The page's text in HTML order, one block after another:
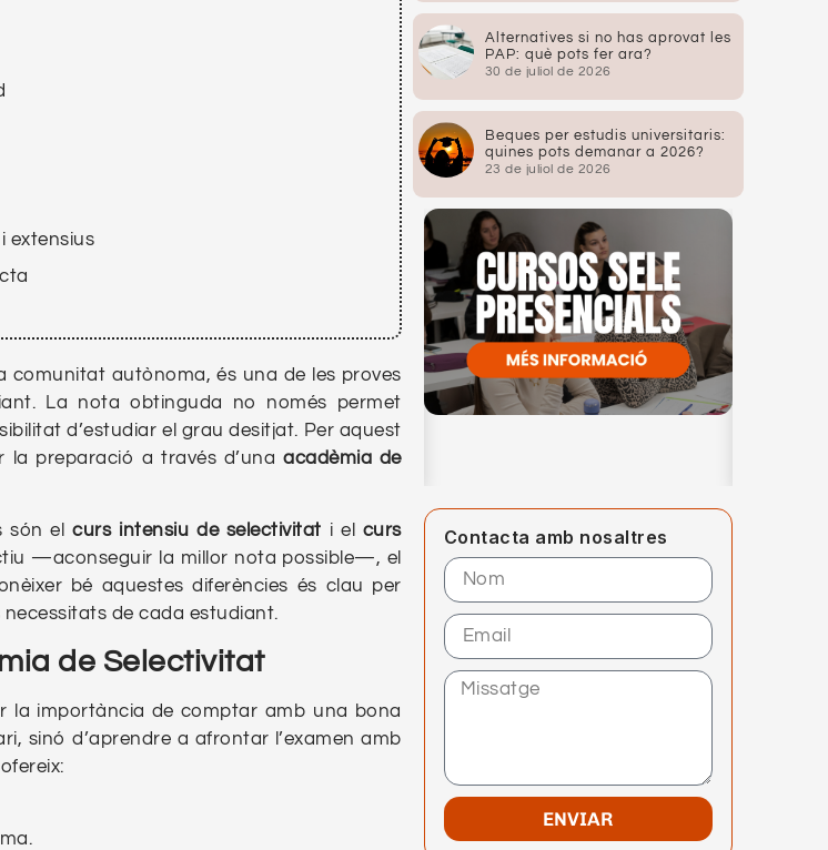
extensius
comunitat autònoma, és una de les proves
La nota obtinguda no només permet
d’estudiar el grau desitjat. Per aquest
la preparació a través d’unaacadèmia de
són elcurs intensiu de selectivitat i el curs
—aconseguir la millor nota possible—, el
bé aquestes diferències és clau per
necessitats de cada estudiant.
de Selectivitat
la importància de comptar amb una bona
sinó d’aprendre a afrontar l’examen amb
Alternatives si no has aprovat les
PAP: què pots fer ara?
30 de juliol de 2026
Beques per estudis universitaris:
quines pots demanar a 2026?
23 de juliol de 2026
Contacta amb nosaltres
ENVIAR